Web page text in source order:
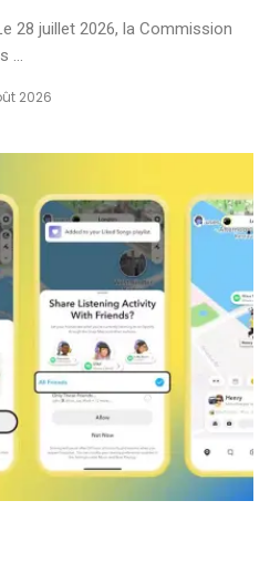
28 juillet 2026, la Commission
...
2026